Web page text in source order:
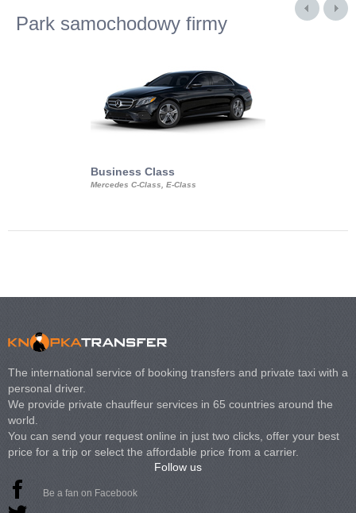
Park samochodowy firmy
Business Class
Mercedes C-Class, E-Class
The international service of booking transfers and private taxi with a
personal driver.
We provide private chauffeur services in 65 countries around the
world.
You can send your request online in just two clicks, offer your best
price for a trip or select the affordable price from a carrier.
Follow us
Be a fan on Facebook